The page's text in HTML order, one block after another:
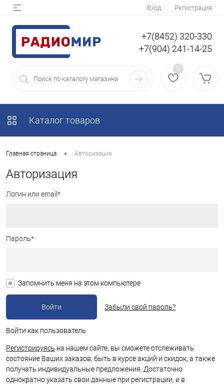
Вход Регистрация
+7(8452) 320-330
+7(904) 241-14-25
0
Каталог товаров
Главная страница • Авторизация
Авторизация
Логин или email*
Пароль*
Запомнить меня на этом компьютере
Забыли свой пароль?
Войти как пользователь
Регистрируясь на нашем сайте, вы сможете отслеживать
состояние Ваших заказов, быть в курсе акций и скидок, а также
получать индивидуальные предложения. Достаточно
однократно указать свои данные при регистрации, и в